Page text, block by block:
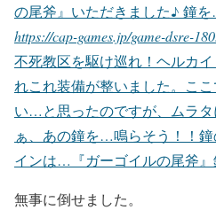
の尾斧』いただきました♪ 鐘
https://cap-games.jp/game-dsre-
不死教区を駆け巡れ！ヘルカ
れこれ装備が整いました。こ
い…と思ったのですが、ムラ
ぁ、あの鐘を…鳴らそう！！
インは…『ガーゴイルの尾斧
無事に倒せました。